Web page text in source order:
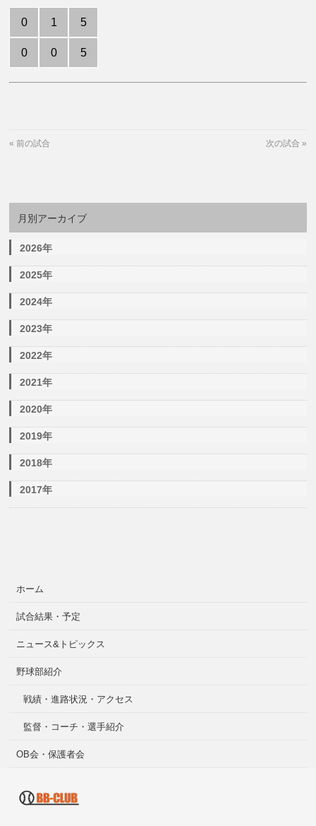
0
0
1
0
5
5
«前の試合 次の試合 »
月別アーカイブ
2026年
2025年
2024年
2023年
2022年
2021年
2020年
2019年
2018年
2017年
ホーム
試合結果・予定
ニュース&トピックス
野球部紹介
戦績・進路状況・アクセス
監督・コーチ・選手紹介
OB会・保護者会